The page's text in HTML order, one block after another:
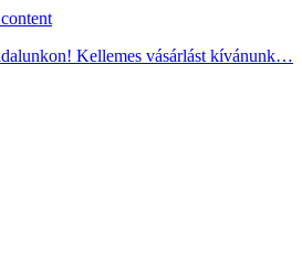
Kellemes vásárlást kívánunk…